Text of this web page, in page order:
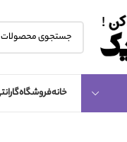
خانهفروشگاه